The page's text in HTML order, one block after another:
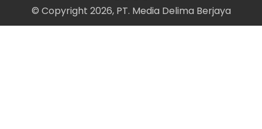
© Copyright 2026, PT. Media Delima Berjaya